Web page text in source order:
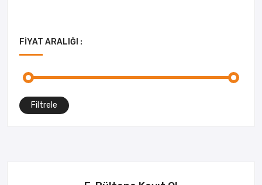
FIYAT ARALIĞI :
Filtrele